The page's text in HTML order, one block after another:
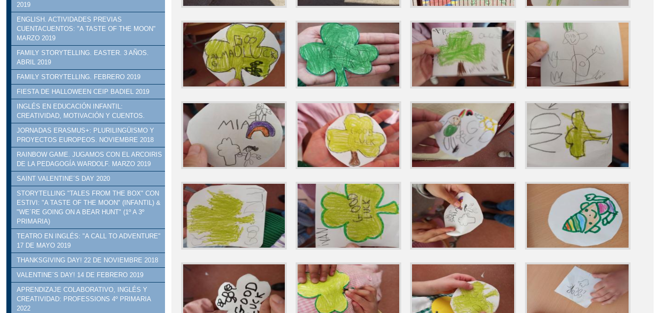
2019
ENGLISH. ACTIVIDADES PREVIAS
CUENTACUENTOS: "A TASTE OF THE MOON"
MARZO 2019
FAMILY STORYTELLING. EASTER. 3 AÑOS.
ABRIL 2019
FAMILY STORYTELLING. FEBRERO 2019
FIESTA DE HALLOWEEN CEIP BADIEL 2019
INGLÉS EN EDUCACIÓN INFANTIL:
CREATIVIDAD, MOTIVACIÓN Y CUENTOS.
JORNADAS ERASMUS+: PLURILINGÜISMO Y
PROYECTOS EUROPEOS. NOVIEMBRE 2018
RAINBOW GAME. JUGAMOS CON EL ARCOIRIS
DE LA PEDAGOGÍA WARDOLF. MARZO 2019
SAINT VALENTINE´S DAY 2020
STORYTELLING "TALES FROM THE BOX" CON
ESTIVI: "A TASTE OF THE MOON" (INFANTIL) &
"WE´RE GOING ON A BEAR HUNT" (1º A 3º
PRIMARIA)
TEATRO EN INGLÉS: "A CALL TO ADVENTURE"
17 DE MAYO 2019
THANKSGIVING DAY! 22 DE NOVIEMBRE 2018
VALENTINE´S DAY! 14 DE FEBRERO 2019
APRENDIZAJE COLABORATIVO, INGLÉS Y
CREATIVIDAD: PROFESSIONS 4º PRIMARIA
2022